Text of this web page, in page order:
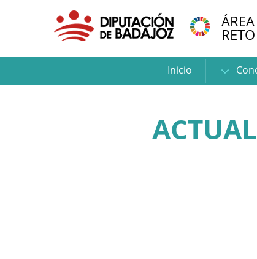
Inicio